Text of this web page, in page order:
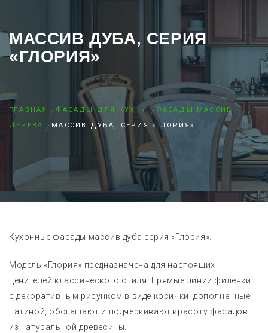
МАССИВ ДУБА, СЕРИЯ
«ГЛОРИЯ»
ГЛАВНАЯ ФАСАДЫ ДЛЯ КУХНИ
ФАСАДЫ МАССИВ
ДЕРЕВА
МАССИВ ДУБА, СЕРИЯ «ГЛОРИЯ»
Кухонные фасады массив дуба серия «Глория».
Модель «Глория» предназначена для настоящих
ценителей классического стиля. Прямые линии филенки
с декоративным рисунком в виде косички, дополненные
патиной, обогащают и подчеркивают красоту фасадов
из натуральной древесины.